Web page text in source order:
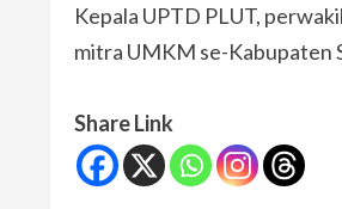
Kepala UPTD PLUT,
mitra UMKM se-Kabupaten
Share Link